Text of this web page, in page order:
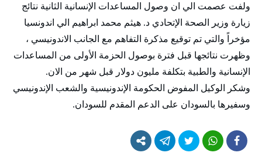
ولفت عصمت الي ان وصول المساعدات الإنسانية الثانية نتائج
زيارة وزير الصحة الإتحادي د. هيثم محمد ابراهيم الي اندونسيا
مؤخراً والتي تم توقيع مذكرة التفاهم مع الجانب الاندونيسي ،
وظهرت نتائجها قبل فترة بوصول الحزمة الأولى من المساعدات
الإنسانية والطبية بتكلفة مليون دولار قبل شهر من الان.
وشكر الوكيل المفوض الحكومة الإندونيسية والشعب الإندونيسي
وسفيرها بالسودان على الدعم المقدم للسودان.